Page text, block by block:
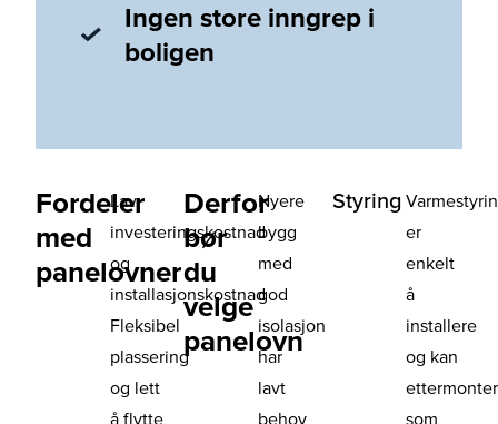
Ingen store inngrep i
boligen
Fordeler
med
panelovner
Lav
investeringskostnad
og
installasjonskostnad
Fleksibel
plassering
og lett
å flytte
Derfor
bør
du
velge
panelovn
Nyere
bygg
med
god
isolasjon
har
lavt
behov
Styring
er
enkelt
å
installere
og kan
som